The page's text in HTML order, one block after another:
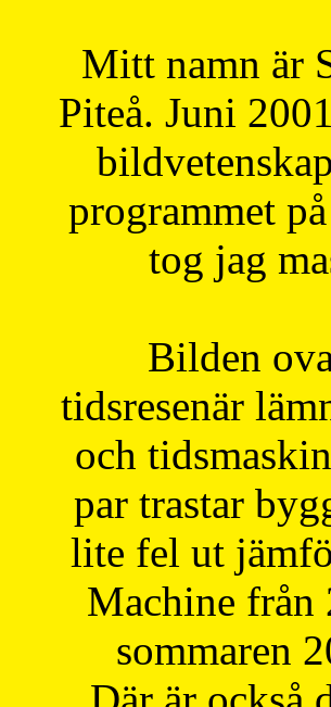
Mitt namn är
Piteå. Juni
programmet
tog jag
Bilden
tidsresenär
och
par trastar
lite fel ut
Machine från
sommaren